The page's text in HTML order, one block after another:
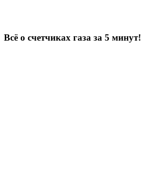
Всё о счетчиках газа за 5 минут!